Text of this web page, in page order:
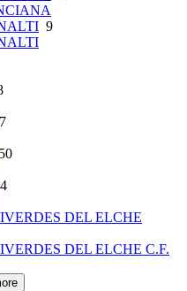
9
4
DEL ELCHE
DEL ELCHE C.F.